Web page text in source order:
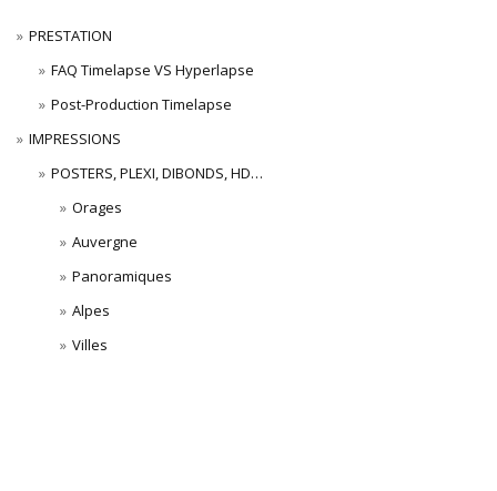
PRESTATION
FAQ Timelapse VS Hyperlapse
Post-Production Timelapse
IMPRESSIONS
POSTERS, PLEXI, DIBONDS, HD…
Orages
Auvergne
Panoramiques
Alpes
Villes